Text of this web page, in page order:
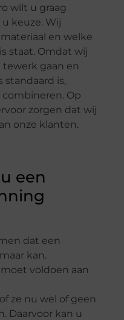
wilt u graag
keuze. Wij
en welke
staat. Omdat wij
gaan en
standaard is,
Op
zorgen dat wij
onze klanten.
een
dat een
kan.
voldoen aan
ze nu wel of geen
Daarvoor kan u